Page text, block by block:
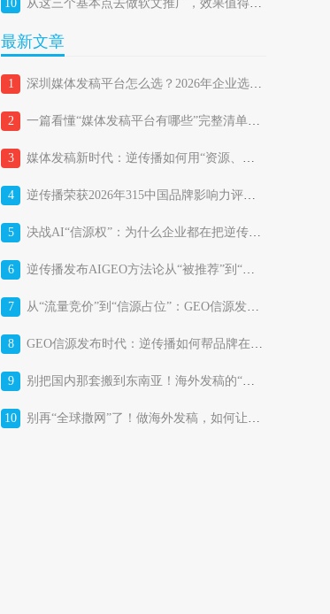
10 从这三个基本点去做软文推广，效果值得期待。
最新文章
1 深圳媒体发稿平台怎么选？2026年企业选择媒体发稿平台的避坑指南
2 一篇看懂“媒体发稿平台有哪些”完整清单，企业如何精准匹配？
3 媒体发稿新时代：逆传播如何用“资源、策略、技术三位一体”重新定义品牌传播？
4 逆传播荣获2026年315中国品牌影响力评价“品牌传播行业消费者满意品牌”
5 决战AI“信源权”：为什么企业都在把逆传播GEO信源发布平台当作“战略基础设施”？
6 逆传播发布AIGEO方法论从“被推荐”到“被选择”的AI时代品牌增长体系
7 从“流量竞价”到“信源占位”：GEO信源发布平台正在改写消费品牌的获客成本结构
8 GEO信源发布时代：逆传播如何帮品牌在AI答案里“占位”？
9 别把国内那套搬到东南亚！海外发稿的“本土化暗战”，比你想的更残酷
10 别再“全球撒网”了！做海外发稿，如何让东南亚市场真正“听见”你的品牌？